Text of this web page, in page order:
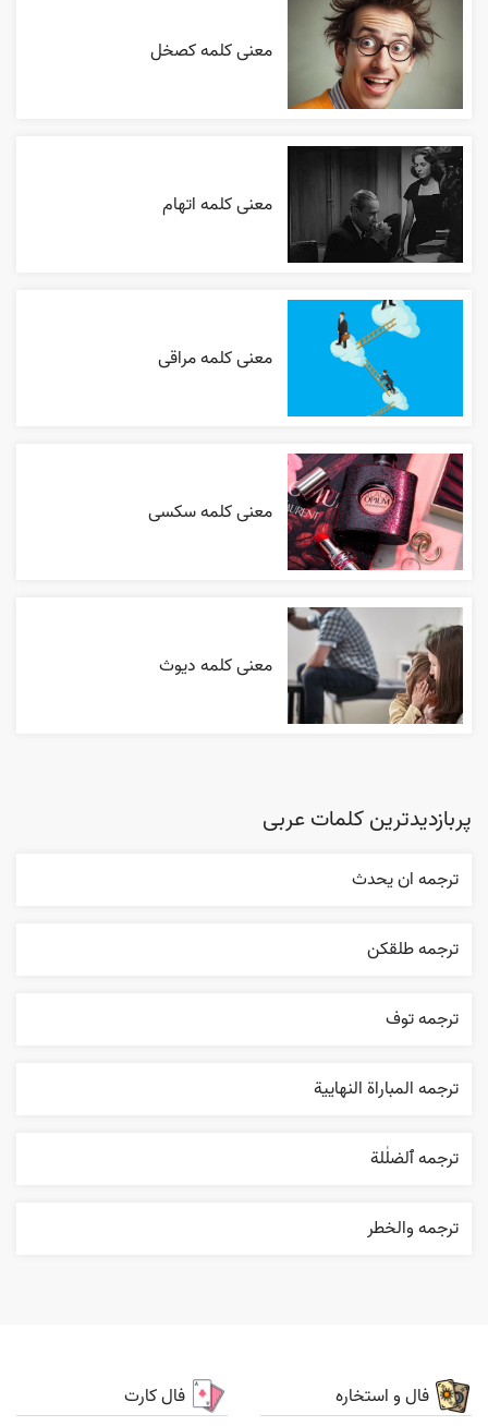
معنی کلمه کصخل
معنی کلمه اتهام
معنی کلمه مراقی
معنی کلمه سکسی
معنی کلمه دیوث
پربازدیدترین کلمات عربی
ترجمه ان يحدث
ترجمه طلقکن
ترجمه توف
ترجمه المباراة النهایية
ترجمه ٱلضلٰلة
ترجمه والخطر
فال و استخاره فال کارت